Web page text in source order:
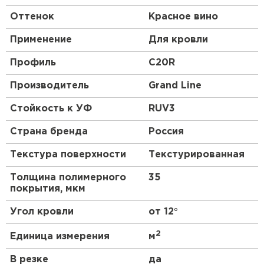
Структура. Профнастил – композитный
(многослойный) материал. У разных марок
число слоев меняется от 3 до 10; толщина
Оттенок Красное вино
Применение Для кровли
Профиль C20R
Производитель Grand Line
Стойкость к УФ RUV3
Страна бренда Россия
Текстура поверхности Текстурированная
Толщина полимерного
покрытия, мкм
35
Угол кровли от 12°
Единица измерения м2
В резке да